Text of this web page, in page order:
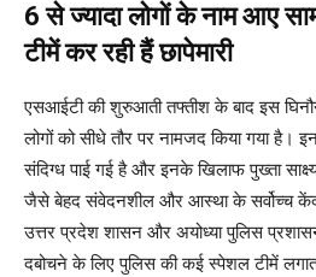
6 से ज्यादा लोगों के नाम आए
टीमें कर रही हैं छापेमारी
एसआईटी की शुरुआती तफ्तीश के बाद इस
लोगों को सीधे तौर पर नामजद किया गया है।
संदिग्ध पाई गई है और इनके खिलाफ पुख्ता
जैसे बेहद संवेदनशील और आस्था के सर्वोच्च
उत्तर प्रदेश शासन और अयोध्या पुलिस
दबोचने के लिए पुलिस की कई स्पेशल टीमें